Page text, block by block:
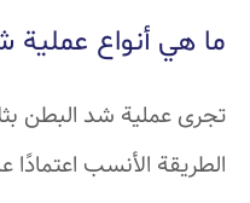
ما هي أنواع عملية
تجرى عملية شد البطن
الطريقة الأنسب